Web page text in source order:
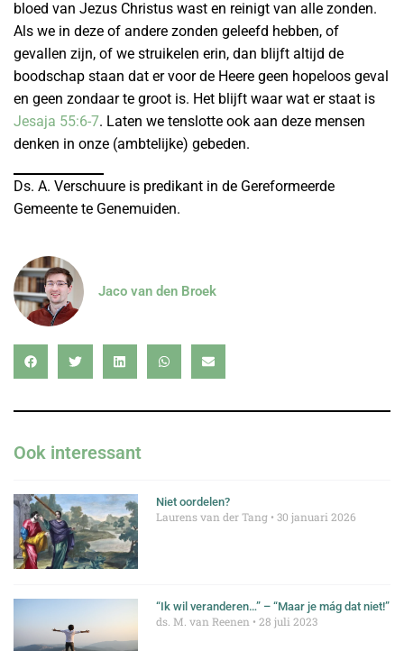
bloed van Jezus Christus wast en reinigt van alle zonden.
Als we in deze of andere zonden geleefd hebben, of
gevallen zijn, of we struikelen erin, dan blijft altijd de
boodschap staan dat er voor de Heere geen hopeloos geval
en geen zondaar te groot is. Het blijft waar wat er staat is
Jesaja 55:6-7. Laten we tenslotte ook aan deze mensen
denken in onze (ambtelijke) gebeden.
Ds. A. Verschuure is predikant in de Gereformeerde
Gemeente te Genemuiden.
Jaco van den Broek
Ook interessant
Niet oordelen?
Laurens van der Tang 30 januari 2026
“Ik wil veranderen…” – “Maar je mág dat niet!”
ds. M. van Reenen 28 juli 2023